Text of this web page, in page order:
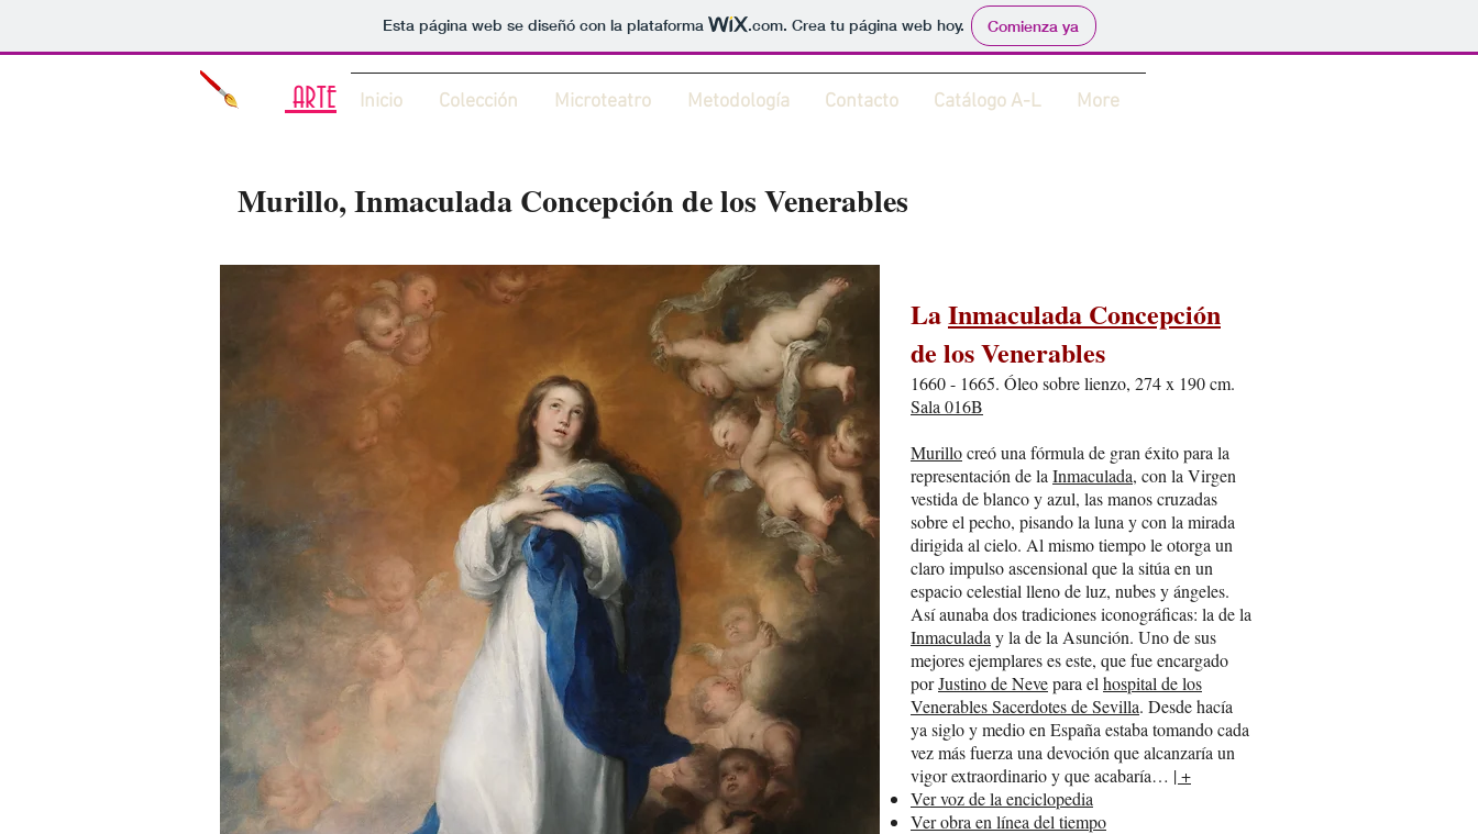
Esta página web se diseñó con la plataforma .com. Crea tu página web hoy. Comienza ya
Igual ARTE Inicio Colección Microteatro Metodología Contacto Catálogo A-L More
Murillo, Inmaculada Concepción de los Venerables
LaInmaculada Concepción
de los Venerables
1660 - 1665. Óleo sobre lienzo, 274 x 190 cm.
Sala 016B
Murillocreó una fórmula de gran éxito para la
representación de la Inmaculada, con la Virgen
vestida de blanco y azul, las manos cruzadas
sobre el pecho, pisando la luna y con la mirada
dirigida al cielo. Al mismo tiempo le otorga un
claro impulso ascensional que la sitúa en un
espacio celestial lleno de luz, nubes y ángeles.
Así aunaba dos tradiciones iconográficas: la de la
Inmaculada y la de la Asunción. Uno de sus
mejores ejemplares es este, que fue encargado
porJustino de Nevepara el hospital de los
Venerables Sacerdotes de Sevilla. Desde hacía
ya siglo y medio en España estaba tomando cada
vez más fuerza una devoción que alcanzaría un
vigor extraordinario y que acabaría… | +
Ver voz de la enciclopedia
Ver obra en línea del tiempo